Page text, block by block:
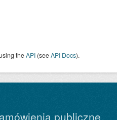
theAPI (seeAPI Docs).
publiczne